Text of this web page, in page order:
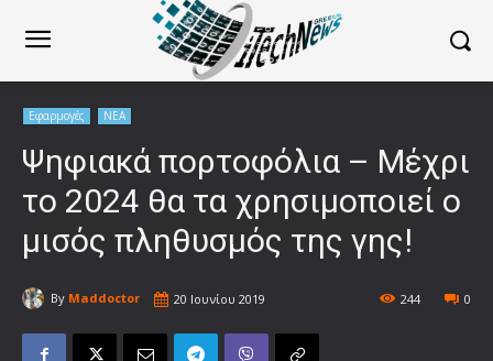
Εφαρμογές ΝΕΑ
Ψηφιακά πορτοφόλια – Μέχρι
το 2024 θα τα χρησιμοποιεί ο
μισός πληθυσμός της γης!
By Maddoctor 20 Ιουνίου 2019 0
244